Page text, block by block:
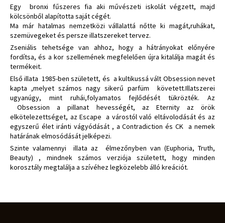
Egy bronxi fűszeres fia aki művészeti iskolát végzett, majd
kölcsönből alapította saját cégét.
Ma már hatalmas nemzetközi vállalattá nőtte ki magát,ruhákat,
szemüvegeket és persze illatszereket tervez.
Zseniális tehetsége van ahhoz, hogy a hátrányokat előnyére
fordítsa, és a kor szellemének megfelelően újra kitalálja magát és
termékeit.
Első illata 1985-ben született, és a kultikussá vált Obsession nevet
kapta ,melyet számos nagy sikerű parfüm követett.Illatszerei
ugyanúgy, mint ruhái,folyamatos fejlődését tükrözték. Az
Obsession a pillanat hevességét, az Eternity az örök
elkötelezettséget, az Escape a várostól való eltávolodását és az
egyszerű élet iránti vágyódását , a Contradiction és CK a nemek
határának elmosódását jelképezi.
Szinte valamennyi illata az élmezőnyben van (Euphoria, Truth,
Beauty) , mindnek számos verziója született, hogy minden
korosztály megtalálja a szívéhez legközelebb álló kreációt.